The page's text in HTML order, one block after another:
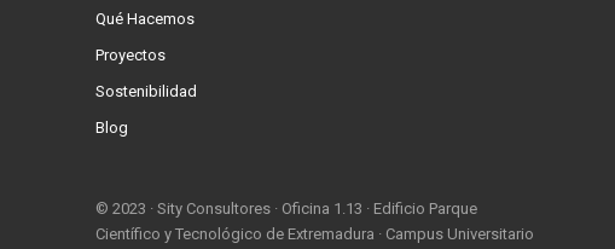
Qué Hacemos
Proyectos
Sostenibilidad
Blog
© 2023 · Sity Consultores · Oficina 1.13 · Edificio Parque
Científico y Tecnológico de Extremadura · Campus Universitario